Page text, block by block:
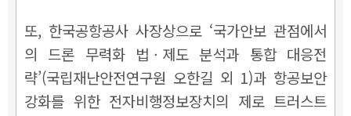
또, 한국공항공사 사장상으로 ‘국가안보 관점에서
의 드론 무력화 법ㆍ제도 분석과 통합 대응전
략’(국립재난안전연구원 오한길 외 1)과 항공보안
강화를 위한 전자비행정보장치의 제로 트러스트